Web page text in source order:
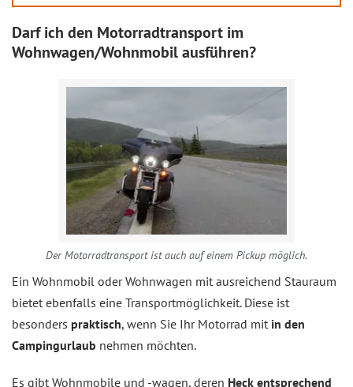
Darf ich den Motorradtransport im
Wohnwagen/Wohnmobil ausführen?
Der Motorradtransport ist auch auf einem Pickup möglich.
Ein Wohnmobil oder Wohnwagen mit ausreichend Stauraum
bietet ebenfalls eine Transportmöglichkeit. Diese ist
besonders praktisch, wenn Sie Ihr Motorrad mit in den
Campingurlaub nehmen möchten.
Es gibt Wohnmobile und -wagen, deren Heck entsprechend